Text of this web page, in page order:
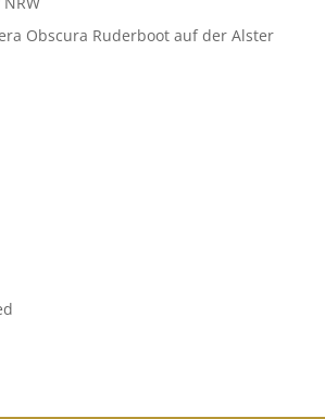
Obscura Ruderboot auf der Alster